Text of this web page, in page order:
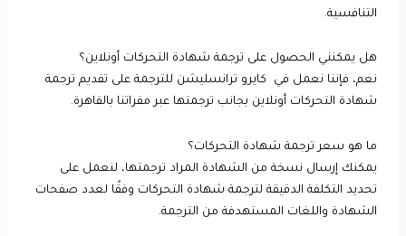
التنافسية.
هل يمكنني الحصول على ترجمة شهادة التحركات أونلاين؟
نعم، فإننا نعمل في كايرو ترانسليشن للترجمة على تقديم ترجمة
شهادة التحركات أونلاين بجانب ترجمتها عبر مقراتنا بالقاهرة.
ما هو سعر ترجمة شهادة التحركات؟
يمكنك إرسال نسخة من الشهادة المراد ترجمتها، لنعمل على
تحديد التكلفة الدقيقة لترجمة شهادة التحركات وفقًا لعدد صفحات
الشهادة واللغات المستهدفة من الترجمة.